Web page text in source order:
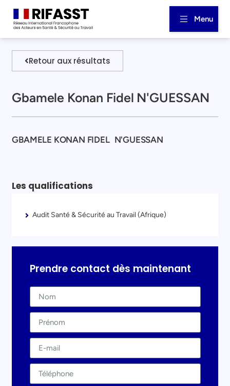
Menu
Retour aux résultats
Gbamele Konan Fidel N'GUESSAN
GBAMELE KONAN FIDEL N'GUESSAN
Les qualifications
Audit Santé & Sécurité au Travail (Afrique)
Prendre contact dès maintenant